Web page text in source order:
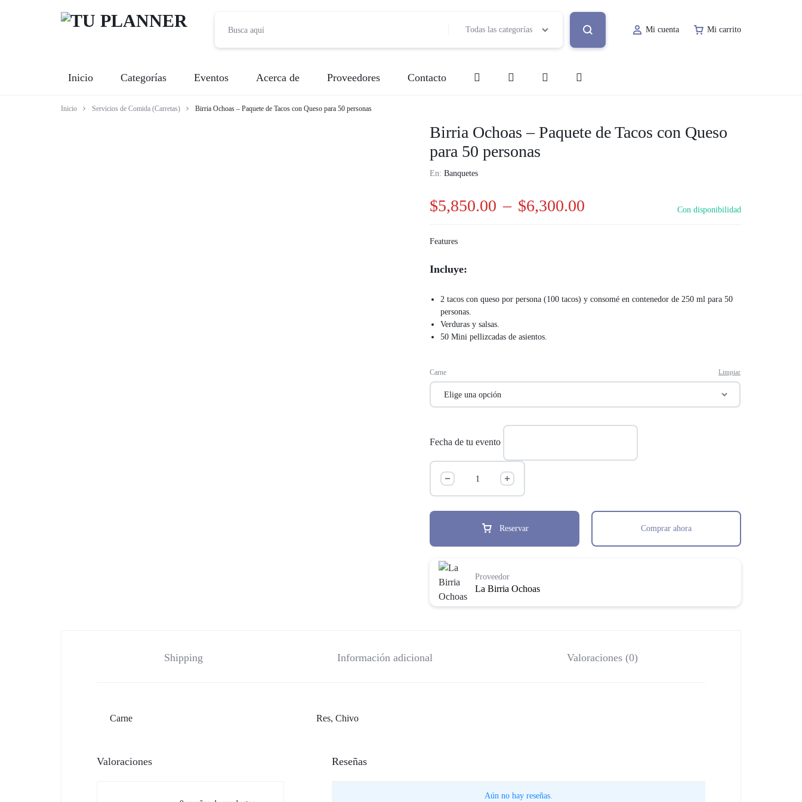
PLANNER
Todas las categorías Mi cuenta Mi carrito
Inicio Categorías
Decoración de Evento
Lugar de Evento
Pastelería y Repostería
Producción
Eventos Acerca de Proveedores
Bebidas
Fotografía
Producción Renta de Mobiliario
Contacto
Inicio Servicios de Comida (Carretas) Birria Ochoas – Paquete de Tacos con Queso para 50 personas
Birria Ochoas – Paquete de Tacos con Queso
para 50 personas
En:Banquetes
$5,850.00 – $6,300.00 Con disponibilidad
Features
Incluye:
2 tacos con queso por persona (100 tacos) y consomé en contenedor de 250 ml para 50
personas.
Verduras y salsas.
50 Mini pellizcadas de asientos.
Carne Limpiar
Fecha de tu evento
Reservar Comprar ahora
La Birria Ochoas
Proveedor
Shipping Información adicional Valoraciones (0)
Carne Res, Chivo
Valoraciones Reseñas
Aún no hay reseñas.